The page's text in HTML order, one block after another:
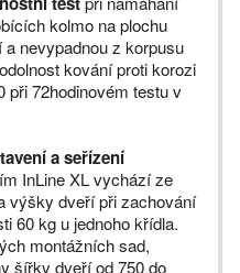
kolmo na plochu
nevypadnou z korpusu
kování proti korozi
při 72hodinovém testu v
a seřízení
InLine XL vychází ze
výšky dveří při zachování
60 kg u jednoho křídla.
montážních sad,
šířky dveří od 750 do